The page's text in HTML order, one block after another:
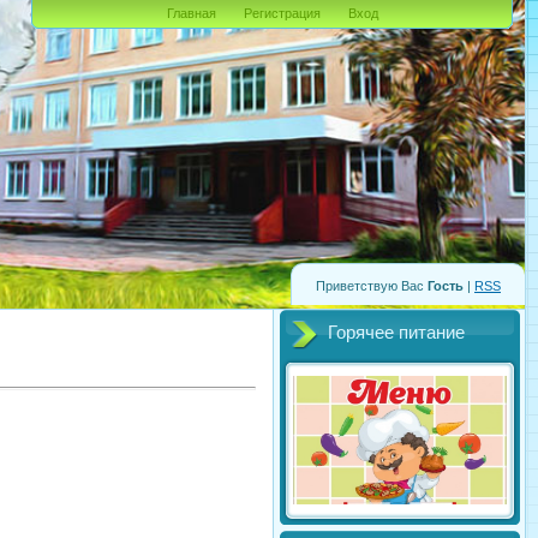
Приветствую Вас Гость | RSS
Главная Регистрация Вход
Горячее питание